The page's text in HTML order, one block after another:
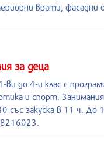
врати, фасадни
за деца
ви до 4-и клас с
и спорт.
със закуска в 11 ч. До